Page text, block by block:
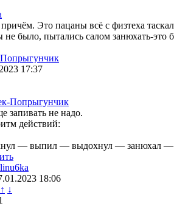
Это пацаны всё с физтеха
не было, пытались салом занюхать-это
17:37
запивать не надо.
действий:
— выпил — выдохнул — занюхал —
18:06
↑ ↓